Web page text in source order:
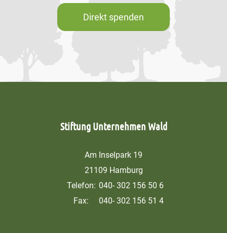
Direkt spenden
Stiftung Unternehmen Wald
Am Inselpark 19
21109 Hamburg
Telefon: 040- 302 156 50 6
Fax:
040- 302 156 51 4